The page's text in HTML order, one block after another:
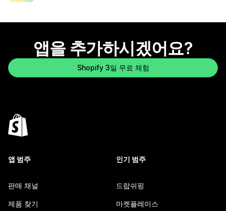
앱을 추가하시겠어요?
Shopify 3일 무료 체험
앱 범주
판매 채널
제품 찾기
인기 범주
드랍쉬핑
마켓플레이스